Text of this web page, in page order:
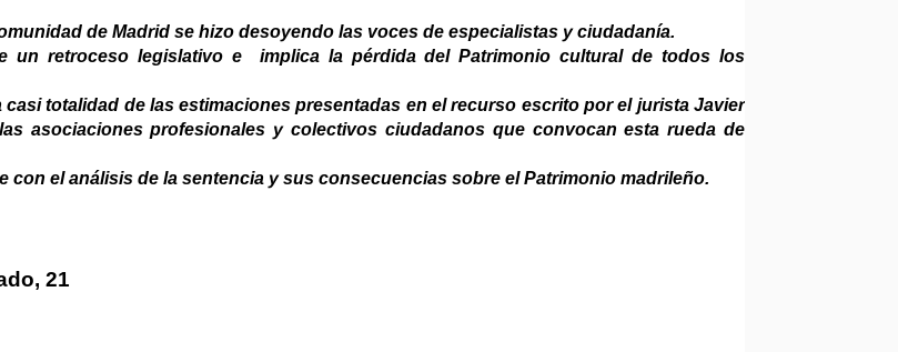
de Madrid se hizo desoyendo las voces de especialistas y ciudadanía.
un retroceso legislativo e implica la pérdida del Patrimonio cultural de todos los
totalidad de las estimaciones presentadas en el recurso escrito por el jurista Javier
asociaciones profesionales y colectivos ciudadanos que convocan esta rueda de
con el análisis de la sentencia y sus consecuencias sobre el Patrimonio madrileño.
21